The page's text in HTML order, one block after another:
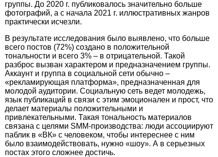
группы. До 2020 г. публиковалось значительно больше
фотографий, а с начала 2021 г. иллюстративных жанров
практически исчезли.
В результате исследования было выявлено, что больше
всего постов (72%) создано в положительной
тональности и всего 3% – в отрицательной. Такой
разброс вызван характером и предназначением группы.
Аккаунт и группа в социальной сети обычно –
«рекламирующая платформа», предназначенная для
молодой аудитории. Социальную сеть ведет молодежь,
язык публикаций в связи с этим эмоционален и прост, что
делает материалы положительными и
привлекательными. Такая тональность материалов
связана с целями SMM-производства: люди ассоциируют
паблик в «ВК» с человеком, чтобы интереснее с ним
было взаимодействовать, нужно «шоу». А в серьезных
постах этого сложнее достичь.